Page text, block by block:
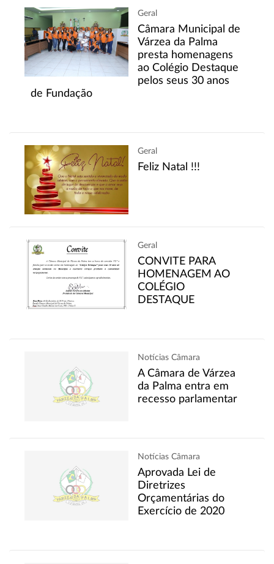
Geral
Câmara Municipal de
Várzea da Palma
presta homenagens
ao Colégio Destaque
pelos seus 30 anos
de Fundação
Geral
Feliz Natal !!!
Geral
CONVITE PARA
HOMENAGEM AO
COLÉGIO
DESTAQUE
Notícias Câmara
A Câmara de Várzea
da Palma entra em
recesso parlamentar
Notícias Câmara
Aprovada Lei de
Diretrizes
Orçamentárias do
Exercício de 2020